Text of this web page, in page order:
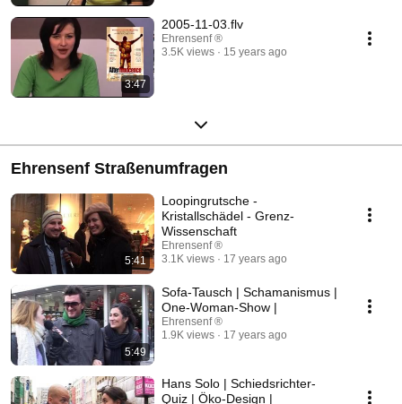
3:47
2005-11-03.flv
Ehrensenf ®
3.5K views
15 years ago
Ehrensenf Straßenumfragen
5:41
Loopingrutsche -
Kristallschädel - Grenz-
Wissenschaft
Ehrensenf ®
3.1K views
17 years ago
5:49
Sofa-Tausch | Schamanismus |
One-Woman-Show |
Ehrensenf ®
1.9K views
17 years ago
Hans Solo | Schiedsrichter-
Quiz | Öko-Design |